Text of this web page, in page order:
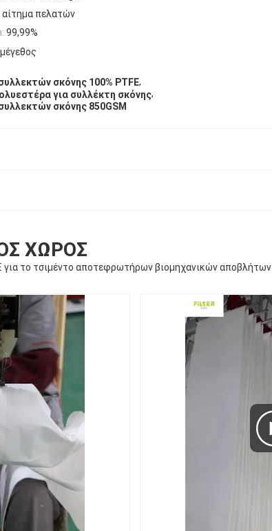
αίτημα πελατών
99,99%
σκόνης 100% PTFE,
για συλλέκτη σκόνης,
σκόνης 850GSM
ΧΏΡΟΣ
το τσιμέντο αποτεφρωτήρων βιομηχανικών αποβλήτων